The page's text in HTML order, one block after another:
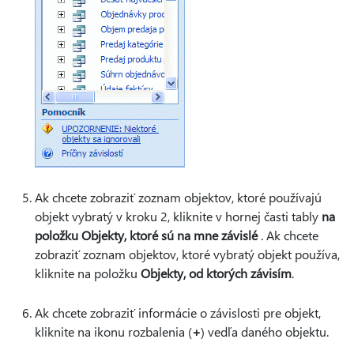
Ak chcete zobraziť zoznam objektov, ktoré používajú
objekt vybratý v kroku 2, kliknite v hornej časti tably na
položku Objekty, ktoré sú na mne závislé. Ak chcete
zobraziť zoznam objektov, ktoré vybratý objekt používa,
kliknite na položku Objekty, od ktorých závisím.
Ak chcete zobraziť informácie o závislosti pre objekt,
kliknite na ikonu rozbalenia (+) vedľa daného objektu.